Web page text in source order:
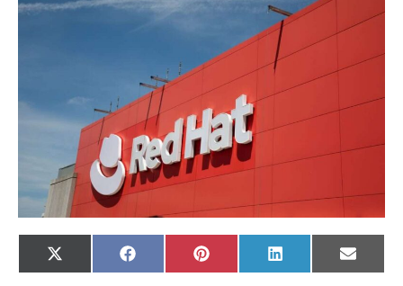
X
(Twitter)
FacebookPinterest LinkedIn
Email